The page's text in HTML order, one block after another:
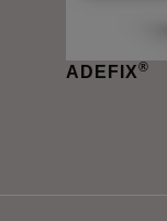
ADEFIX®